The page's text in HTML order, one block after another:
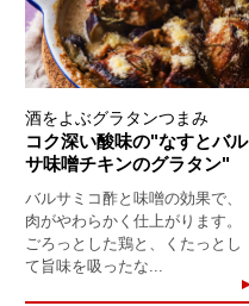
酒をよぶグラタンつまみ
コク深い酸味の"なすとバル
サ味噌チキンのグラタン"
バルサミコ酢と味噌の効果で、
肉がやわらかく仕上がります。
ごろっとした鶏と、くたっとし
て旨味を吸ったな...